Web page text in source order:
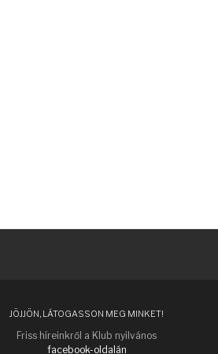
JÖJJÖN, LÁTOGASSON MEG MINKET!
Friss híreinkről a Klub nyilvános
facebook-oldalán